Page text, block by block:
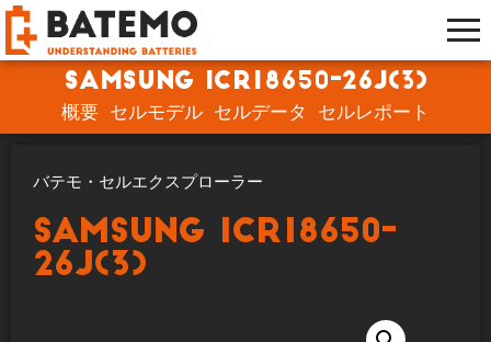
Samsung ICR18650-26J(3)
概要 セルモデル セルデータ セルレポート
バテモ・セルエクスプローラー
Samsung ICR18650-
26J(3)